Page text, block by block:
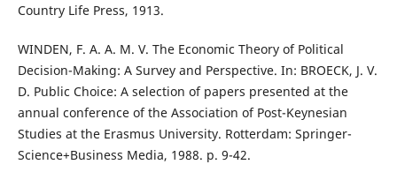
Country Life Press, 1913.
WINDEN, F. A. A. M. V. The Economic Theory of Political
Decision-Making: A Survey and Perspective. In: BROECK, J. V.
D. Public Choice: A selection of papers presented at the
annual conference of the Association of Post-Keynesian
Studies at the Erasmus University. Rotterdam: Springer-
Science+Business Media, 1988. p. 9-42.